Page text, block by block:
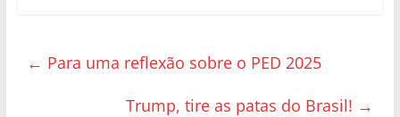
← Para uma reflexão sobre o PED 2025
Trump, tire as patas do Brasil! →